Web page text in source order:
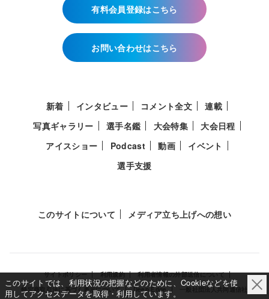
有料会員登録はこちら
お問い合わせはこちら
新着 インタビュー コメント全文
連載
写真ギャラリー
選手名鑑 大会特集
大会日程
アイスショー
Podcast 動画
イベント
選手支援
このサイトについて メディア立ち上げへの想い
サイトポリシー 利用規約
利用者情報の外部送信について
特定商取引法に基づく表示について
Deep Edge 一般社団法人共同通信社
このサイトでは、利用状況の把握などのために、Cookieなどを使
用してアクセスデータを取得・利用しています。